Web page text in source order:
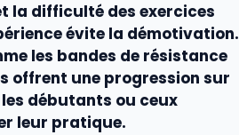
la difficulté des exercices
évite la démotivation.
les bandes de résistance
offrent une progression sur
débutants ou ceux
leur pratique.